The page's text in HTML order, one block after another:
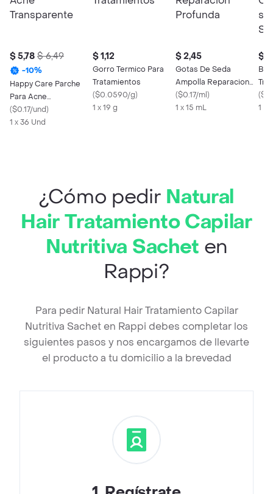
$ 5,78 $ 6,49
-10%
Happy Care Parche
Para Acne
Transparente
($0.17/und)
1 x 36 Und
$ 1,12
Gorro Termico Para
Tratamientos
($0.0590/g)
1 x 19 g
$ 2,45
Gotas De Seda
Ampolla Reparacion
Profunda
($0.17/ml)
1 x 15 mL
$
(
1 X
¿Cómo pedir Natural
Hair Tratamiento Capilar
Nutritiva Sachet en
Rappi?
Para pedir Natural Hair Tratamiento Capilar
Nutritiva Sachet en Rappi debes completar los
siguientes pasos y nos encargamos de llevarte
el producto a tu domicilio a la brevedad